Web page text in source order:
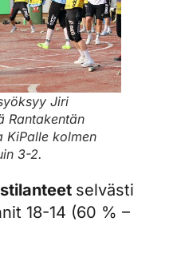
Jiri
Rantakentän
KiPalle kolmen
3-2.
selvästi
18-14 (60 % –